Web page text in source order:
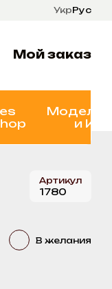
УкрРус
Мой заказ
и
Артикул
1780
В желания